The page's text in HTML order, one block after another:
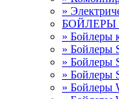
»
БОЙЛЕРЫ
» Бойлеры
» Бойлеры
» Бойлеры
» Бойлеры
» Бойлеры